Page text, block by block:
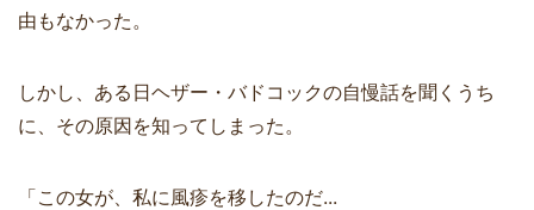
由もなかった。
しかし、ある日ヘザー・バドコックの自慢話を聞くうち
に、その原因を知ってしまった。
「この女が、私に風疹を移したのだ...